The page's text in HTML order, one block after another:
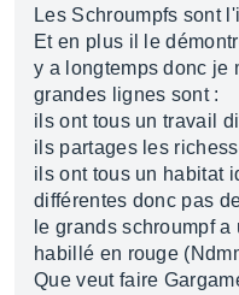
Les Schroumpfs sont
Et en plus il le
y a longtemps donc je
grandes lignes sont :
ils ont tous un travail
ils partages les
ils ont tous un habitat
différentes donc pas
le grands schroumpf
habillé en rouge
Que veut faire